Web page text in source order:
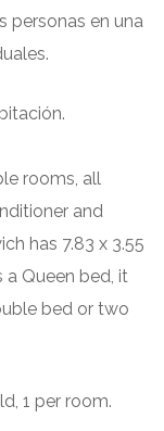
personas en una
rooms, all
and
has 7.83 x 3.55
Queen bed, it
bed or two
1 per room.